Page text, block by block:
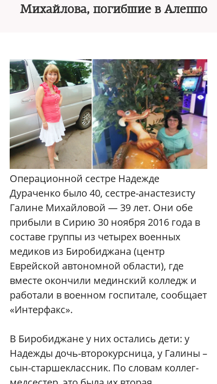
Михайлова, погибшие в Алеппо
Операционной сестре Надежде
Дураченко было 40, сестре-анастезисту
Галине Михайловой — 39 лет. Они обе
прибыли в Сирию 30 ноября 2016 года в
составе группы из четырех военных
медиков из Биробиджана (центр
Еврейской автономной области), где
вместе окончили мединский колледж и
работали в военном госпитале, сообщает
«Интерфакс».
В Биробиджане у них остались дети: у
Надежды дочь-второкурсница, у Галины –
сын-старшеклассник. По словам коллег-